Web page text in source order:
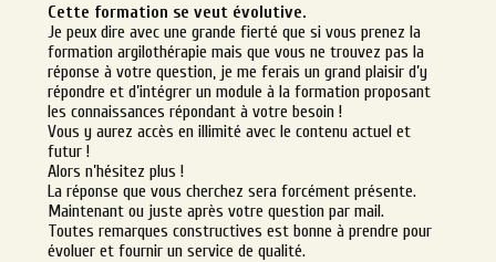
Cette formation se veut évolutive.
Je peux dire avec une grande fierté que si vous prenez la
formation argilothérapie mais que vous ne trouvez pas la
réponse à votre question, je me ferais un grand plaisir d’y
répondre et d’intégrer un module à la formation proposant
les connaissances répondant à votre besoin !
Vous y aurez accès en illimité avec le contenu actuel et
futur !
Alors n’hésitez plus !
La réponse que vous cherchez sera forcément présente.
Maintenant ou juste après votre question par mail.
Toutes remarques constructives est bonne à prendre pour
évoluer et fournir un service de qualité.